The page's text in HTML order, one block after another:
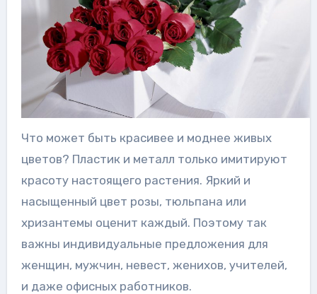
Что может быть красивее и моднее живых
цветов? Пластик и металл только имитируют
красоту настоящего растения. Яркий и
насыщенный цвет розы, тюльпана или
хризантемы оценит каждый. Поэтому так
важны индивидуальные предложения для
женщин, мужчин, невест, женихов, учителей,
и даже офисных работников.